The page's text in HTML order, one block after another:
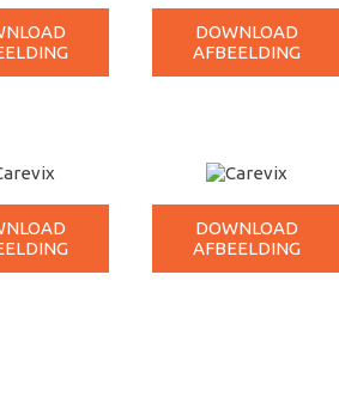
DOWNLOAD
AFBEELDING
DOWNLOAD
AFBEELDING